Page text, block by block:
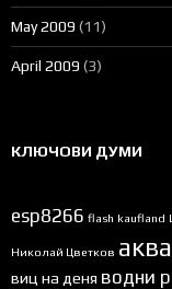
May 2009 (11)
April 2009 (3)
КЛЮЧОВИ ДУМИ
esp8266 flash kaufland
Николай Цветков
виц на деня водни